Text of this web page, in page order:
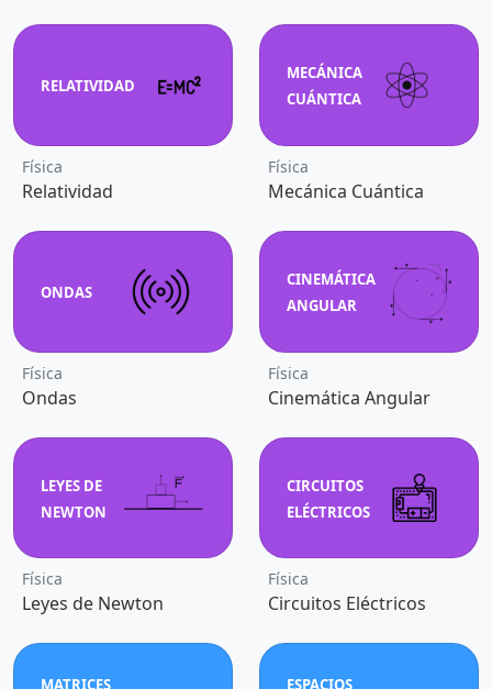
RELATIVIDAD
Física
Relatividad
MECÁNICA
CUÁNTICA
Física
Mecánica Cuántica
ONDAS
Física
Ondas
CINEMÁTICA
ANGULAR
Física
Cinemática Angular
LEYES DE
NEWTON
Física
Leyes de Newton
CIRCUITOS
ELÉCTRICOS
Física
Circuitos Eléctricos
MATRICES
ESPACIOS